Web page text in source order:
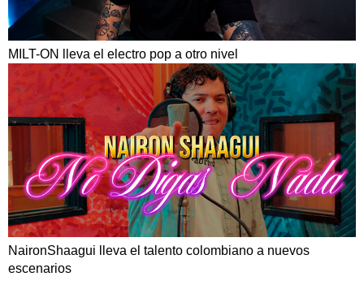
MILT-ON lleva el electro pop a otro nivel
NaironShaagui lleva el talento colombiano a nuevos
escenarios